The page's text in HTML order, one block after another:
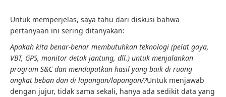
Untuk memperjelas, saya tahu dari diskusi bahwa
pertanyaan ini sering ditanyakan:
Apakah kita benar-benar membutuhkan teknologi (pelat gaya,
VBT, GPS, monitor detak jantung, dll.) untuk menjalankan
program S&C dan mendapatkan hasil yang baik di ruang
angkat beban dan di lapangan/lapangan/?Untuk menjawab
dengan jujur, tidak sama sekali, hanya ada sedikit data yang